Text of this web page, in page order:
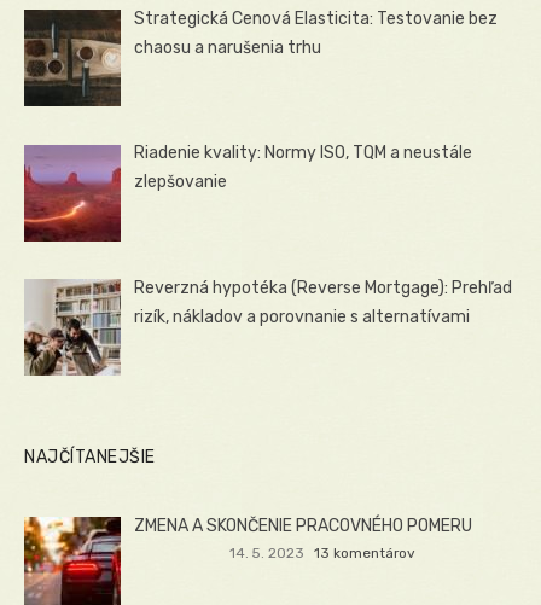
Strategická Cenová Elasticita: Testovanie bez
chaosu a narušenia trhu
Riadenie kvality: Normy ISO, TQM a neustále
zlepšovanie
Reverzná hypotéka (Reverse Mortgage): Prehľad
rizík, nákladov a porovnanie s alternatívami
NAJČÍTANEJŠIE
ZMENA A SKONČENIE PRACOVNÉHO POMERU
14. 5. 2023 13 komentárov